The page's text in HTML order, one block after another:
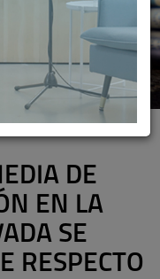
DE
EN LA
SE
RESPECTO